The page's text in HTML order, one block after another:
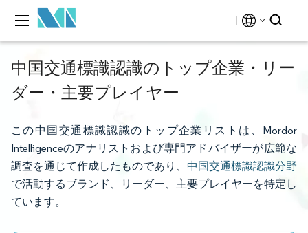
中国交通標識認識のトップ企業・リー
ダー・主要プレイヤー
この中国交通標識認識のトップ企業リストは、Mordor
Intelligenceのアナリストおよび専門アドバイザーが広範な
調査を通じて作成したものであり、 中国交通標識認識分野
で活動するブランド、リーダー、主要プレイヤーを特定し
ています。